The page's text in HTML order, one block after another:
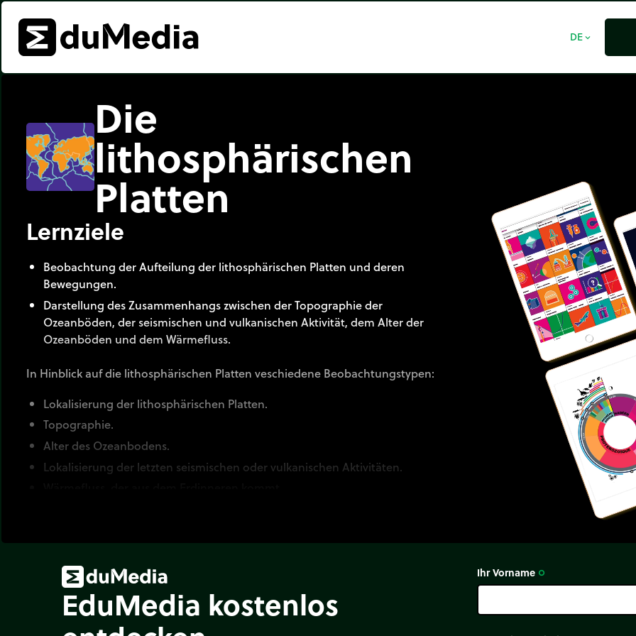
DE expand_more
Die
lithosphärischen
Platten
Lernziele
Beobachtung der Aufteilung der lithosphärischen Platten und deren
Bewegungen.
Darstellung des Zusammenhangs zwischen der Topographie der
Ozeanböden, der seismischen und vulkanischen Aktivität, dem Alter der
Ozeanböden und dem Wärmefluss.
In Hinblick auf die lithosphärischen Platten veschiedene Beobachtungstypen:
Lokalisierung der lithosphärischen Platten.
Topographie.
Alter des Ozeanbodens.
Lokalisierung der letzten seismischen oder vulkanischen Aktivitäten.
EduMedia kostenlos
Ihr Vorname trip_origin